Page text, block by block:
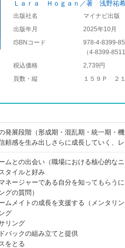
Ｌａｒａ Ｈｏｇａｎ／著 浅野祐
出版社名
マイナビ出版
出版年月
2025年10月
ISBNコード
978-4-8399-
（4-8399-
税込価格
2,739円
頁数・縦
１５９Ｐ ２
発展段階（形成期・混乱期・統一期・
頼感を生み出しさらに成長していく、
ムとの出会い（職場における核心的な
タイルと好み
ネージャーである自分を知ってもらう
グの質問）
ムメイトの成長を支援する（メンタリ
グ
リング
バックの組み立てと提供
をとる